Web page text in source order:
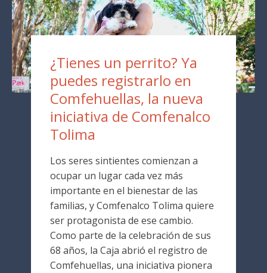
¿Tienes un perrito? Ya
puedes registrarlo en
Comfehuellas, la nueva
iniciativa de Comfenalco
Tolima
Los seres sintientes comienzan a
ocupar un lugar cada vez más
importante en el bienestar de las
familias, y Comfenalco Tolima quiere
ser protagonista de ese cambio.
Como parte de la celebración de sus
68 años, la Caja abrió el registro de
Comfehuellas, una iniciativa pionera